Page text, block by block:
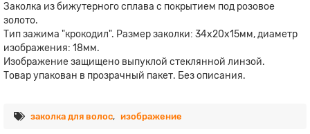
Заколка из бижутерного сплава с покрытием под розовое
золото.
Тип зажима "крокодил". Размер заколки: 34х20х15мм, диаметр
изображения: 18мм.
Изображение защищено выпуклой стеклянной линзой.
Товар упакован в прозрачный пакет. Без описания.
заколка для волос, изображение